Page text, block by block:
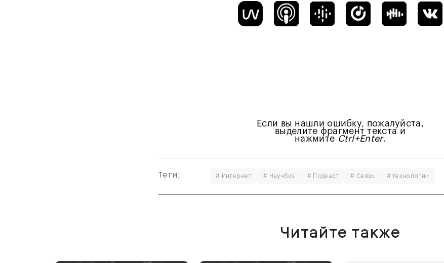
Если вы нашли ошибку, пожалуйста,
выделите фрагмент текста и
нажмите Ctrl+Enter.
Теги: # Интернет # Научбиз # Подкаст # Связь # технологии
Читайте также